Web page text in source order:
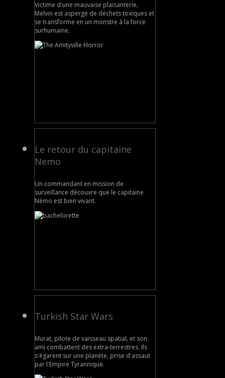
Victime d'une mauvaise plaisanterie,
Melvin est aspergé de déchets toxiques et
se transforme en un monstre à la force
surhumaine.
Le retour du capitaine
Nemo
Un commandant en mission de
surveillance découvre que le capitaine
Némo est bien vivant.
Turkish Star Wars
Murat, pilote de vaisseau spatial, et son
ami combattent des extra-terrestres. Ils
s'égarent sur une planète, prise d'assaut
par l'Empire Tyrannique.